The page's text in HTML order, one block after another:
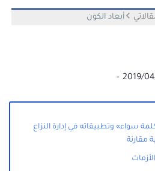
أبعاد الكون
2019/
سواء» وتطبيقاته في إدارة النزاع
مقارنة